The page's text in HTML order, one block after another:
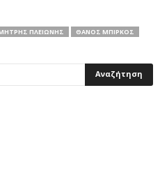
ΠΛΕΙΏΝΗΣ
ΘΆΝΟΣ ΜΠΊΡΚΟΣ